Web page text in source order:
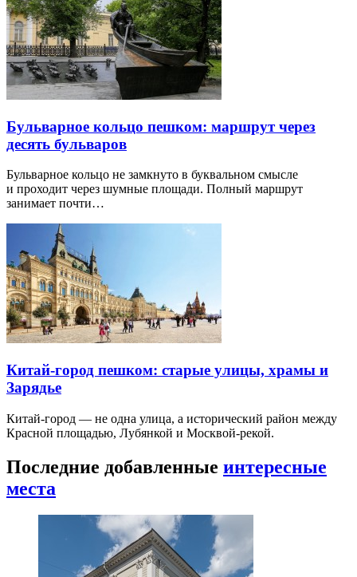
Бульварное кольцо пешком: маршрут через
десять бульваров
Бульварное кольцо не замкнуто в буквальном смысле
и проходит через шумные площади. Полный маршрут
занимает почти…
Китай-город пешком: старые улицы, храмы и
Зарядье
Китай-город — не одна улица, а исторический район между
Красной площадью, Лубянкой и Москвой-рекой.
Последние добавленные интересные
места